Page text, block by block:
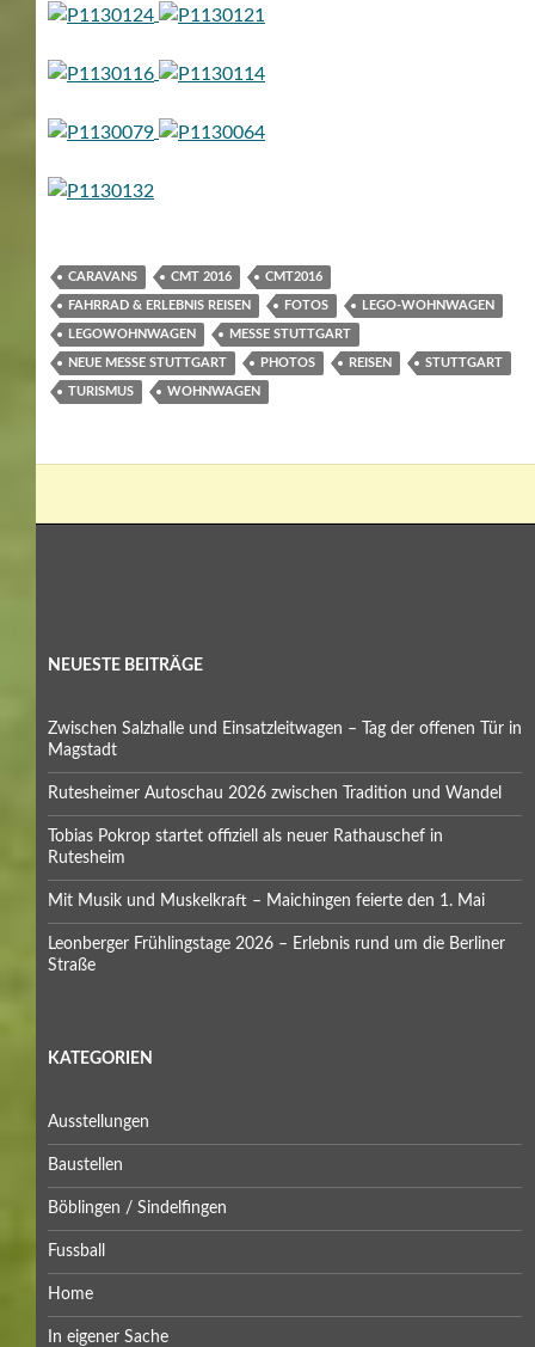
CARAVANS CMT 2016 CMT2016
FAHRRAD & ERLEBNIS REISEN FOTOS LEGO-WOHNWAGEN
LEGOWOHNWAGEN MESSE STUTTGART
NEUE MESSE STUTTGART PHOTOS REISEN STUTTGART
TURISMUS WOHNWAGEN
NEUESTE BEITRÄGE
Zwischen Salzhalle und Einsatzleitwagen – Tag der offenen Tür in
Magstadt
Rutesheimer Autoschau 2026 zwischen Tradition und Wandel
Tobias Pokrop startet offiziell als neuer Rathauschef in
Rutesheim
Mit Musik und Muskelkraft – Maichingen feierte den 1. Mai
Leonberger Frühlingstage 2026 – Erlebnis rund um die Berliner
Straße
KATEGORIEN
Ausstellungen
Baustellen
Böblingen / Sindelfingen
Fussball
Home
In eigener Sache